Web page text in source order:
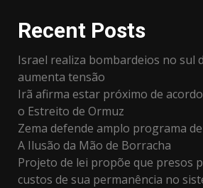
Recent Posts
Israel realiza bombardeios no sul
aumenta tensão
Irã afirma estar próximo de
o Estreito de Ormuz
Zema defende amplo programa
A Ilusão da Mão de Borracha
Projeto de lei propõe que presos
custos de sua permanência no